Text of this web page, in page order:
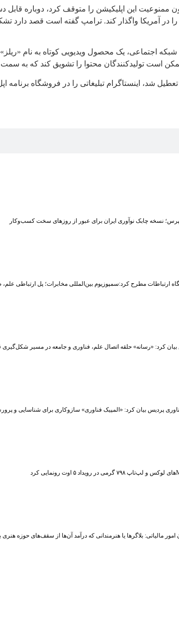
این اپلیکیشن را متوقف کرد، دوباره قابل
است تولیدکنندگان محتوا را تشویق کند که به
شد، اینستاگرام تبلیغاتی را در فروشگاه برنامه
نسخه چابک نوآوری ایران برای عبور از روزهای سخت کسب‌وکار
ارتباطات مطرح کرد:سمپوزیوم بین‌المللی مخابرات؛ پل ارتباطی
کرد: «رسانه» حلقه اتصال علم، فناوری و جامعه در مسیر شکل‌گیری
پردیس بیان کرد: «المپیک فناوری» سازوکاری برای شناسایی و
مالیاتی: بلاگر‌ها یا هنرمندانی که درآمد آن‌ها از سقف‌های حوزه